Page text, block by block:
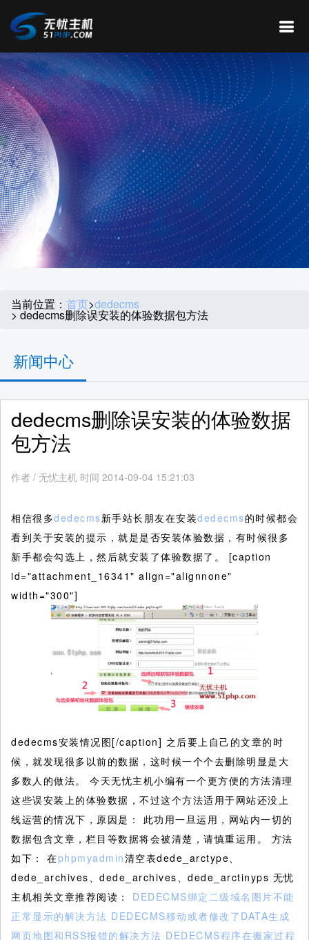
当前位置： 首页>dedecms
> dedecms删除误安装的体验数据包方法
新闻中心
dedecms删除误安装的体验数据
包方法
作者 / 无忧主机 时间 2014-09-04 15:21:03
相信很多dedecms新手站长朋友在安装dedecms的时候都会
看到关于安装的提示，就是是否安装体验数据，有时候很多
新手都会勾选上，然后就安装了体验数据了。
[caption
id="attachment_16341" align="alignnone"
width="300"]
dedecms安装情况图[/caption] 之后要上自己的文章的时
候，就发现很多以前的数据，这时候一个个去删除明显是大
多数人的做法。 今天无忧主机小编有一个更方便的方法清理
这些误安装上的体验数据，不过这个方法适用于网站还没上
线运营的情况下，原因是： 此功用一旦运用，网站内一切的
数据包含文章，栏目等数据将会被清楚，请慎重运用。 方法
如下： 在phpmyadmin清空表dede_arctype、
dede_archives、dede_archives、dede_arctinyps 无忧
主机相关文章推荐阅读： DEDECMS绑定二级域名图片不能
正常显示的解决方法 DEDECMS移动或者修改了DATA生成
网页地图和RSS报错的解决方法 DEDECMS程序在搬家过程